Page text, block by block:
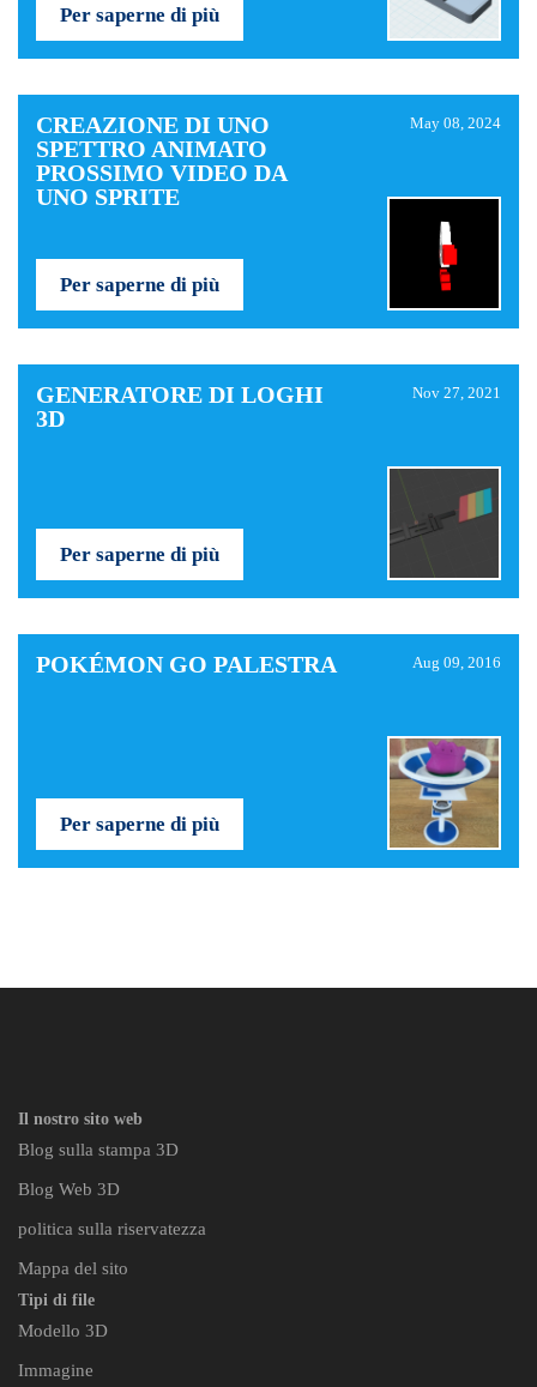
Per saperne di più
CREAZIONE DI UNO
SPETTRO ANIMATO
PROSSIMO VIDEO DA
UNO SPRITE
May 08, 2024
Per saperne di più
GENERATORE DI LOGHI
3D
Nov 27, 2021
Per saperne di più
POKÉMON GO PALESTRA Aug 09, 2016
Per saperne di più
Il nostro sito web
Blog sulla stampa 3D
Blog Web 3D
politica sulla riservatezza
Mappa del sito
Tipi di file
Modello 3D
Immagine